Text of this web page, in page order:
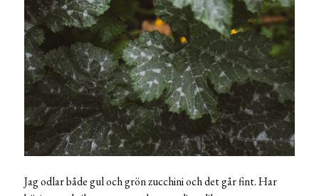
Jag odlar både gul och grön zucchini och det går fint. Har